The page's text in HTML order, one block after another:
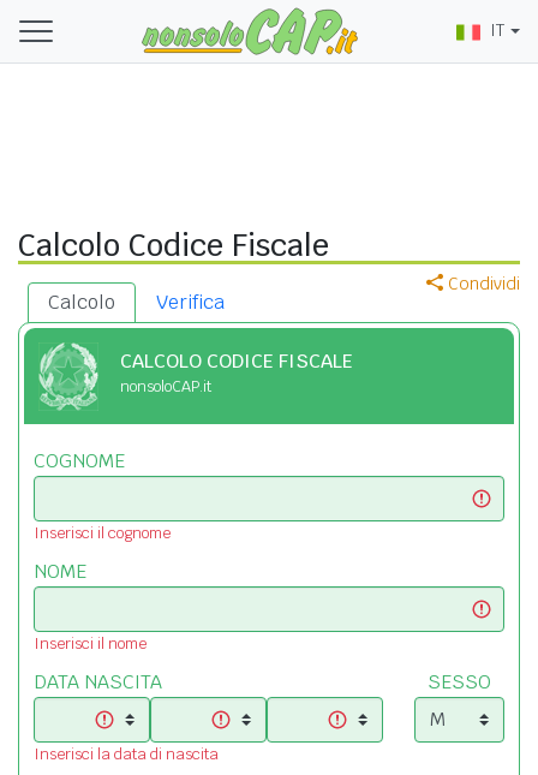
IT
Calcolo Codice Fiscale
Condividi
Calcolo Verifica
CALCOLO CODICE FISCALE
nonsoloCAP.it
COGNOME
Inserisci il cognome
NOME
Inserisci il nome
DATA NASCITA
Inserisci la data di nascita
SESSO